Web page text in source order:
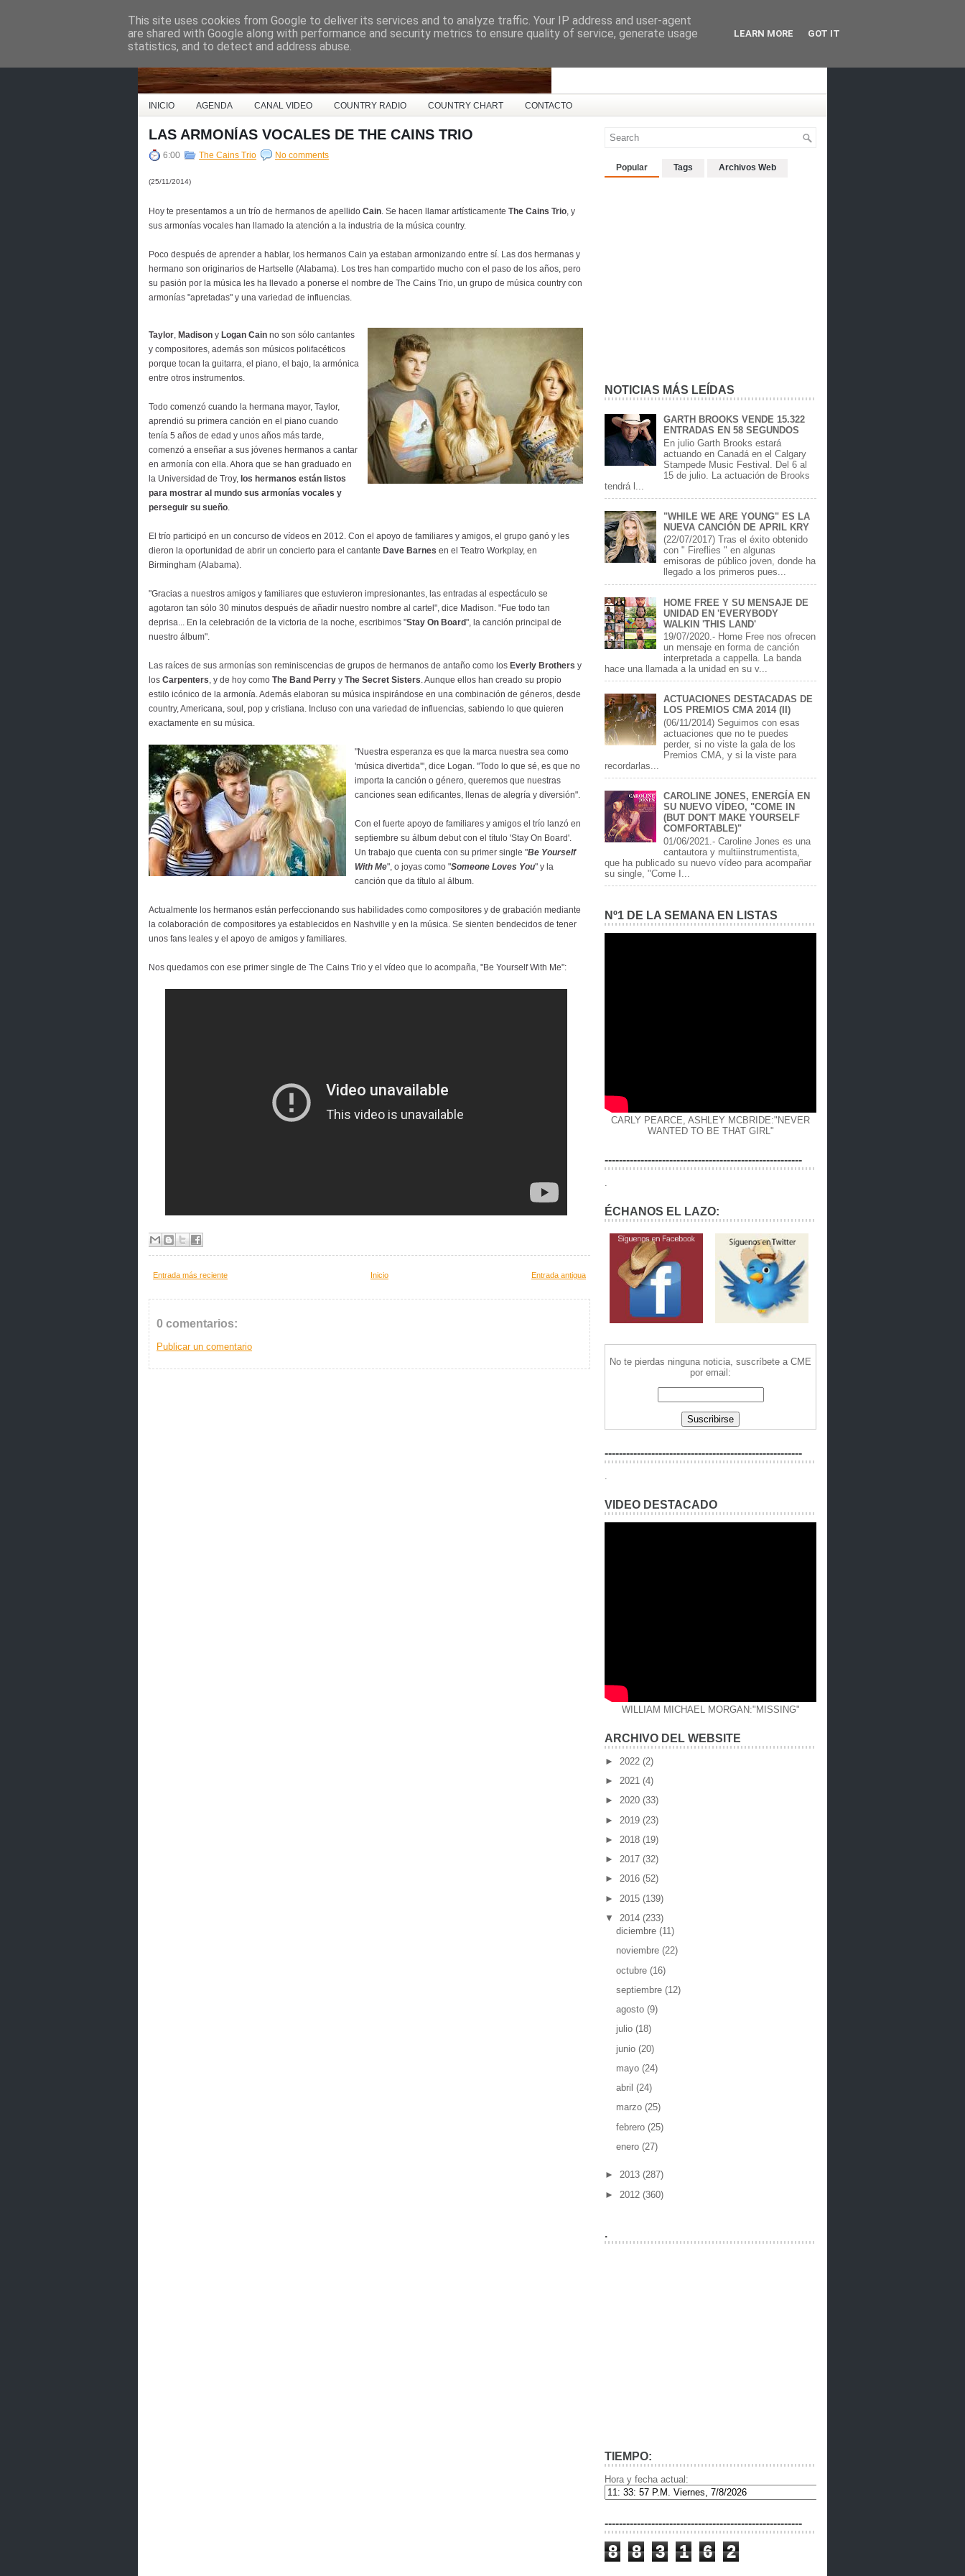
Country Music España
INICIO AGENDA CANAL VIDEO COUNTRY RADIO COUNTRY CHART CONTACTO
LAS ARMONÍAS VOCALES DE THE CAINS TRIO
6:00 The Cains Trio No comments
(25/11/2014)
Hoy te presentamos a un trío de hermanos de apellido Cain. Se hacen llamar artísticamente The Cains Trio, y
sus armonías vocales han llamado la atención a la industria de la música country.
Poco después de aprender a hablar, los hermanos Cain ya estaban armonizando entre sí. Las dos hermanas y
hermano son originarios de Hartselle (Alabama). Los tres han compartido mucho con el paso de los años, pero
su pasión por la música les ha llevado a ponerse el nombre de The Cains Trio, un grupo de música country con
armonías "apretadas" y una variedad de influencias.
Taylor, Madison y Logan Cain no son sólo cantantes
y compositores, además son músicos polifacéticos
porque tocan la guitarra, el piano, el bajo, la armónica
entre otros instrumentos.
Todo comenzó cuando la hermana mayor, Taylor,
aprendió su primera canción en el piano cuando
tenía 5 años de edad y unos años más tarde,
comenzó a enseñar a sus jóvenes hermanos a cantar
en armonía con ella. Ahora que se han graduado en
la Universidad de Troy, los hermanos están listos
para mostrar al mundo sus armonías vocales y
perseguir su sueño.
El trío participó en un concurso de vídeos en 2012. Con el apoyo de familiares y amigos, el grupo ganó y les
dieron la oportunidad de abrir un concierto para el cantante Dave Barnes en el Teatro Workplay, en
Birmingham (Alabama).
"Gracias a nuestros amigos y familiares que estuvieron impresionantes, las entradas al espectáculo se
agotaron tan sólo 30 minutos después de añadir nuestro nombre al cartel", dice Madison. "Fue todo tan
deprisa... En la celebración de la victoria de la noche, escribimos "Stay On Board", la canción principal de
nuestro álbum".
Las raíces de sus armonías son reminiscencias de grupos de hermanos de antaño como los Everly Brothers y
los Carpenters, y de hoy como The Band Perry y The Secret Sisters. Aunque ellos han creado su propio
estilo icónico de la armonía. Además elaboran su música inspirándose en una combinación de géneros, desde
country, Americana, soul, pop y cristiana. Incluso con una variedad de influencias, sabiendo lo que quieren
exactamente en su música.
"Nuestra esperanza es que la marca nuestra sea como
'música divertida'", dice Logan. "Todo lo que sé, es que no
importa la canción o género, queremos que nuestras
canciones sean edificantes, llenas de alegría y diversión".
Con el fuerte apoyo de familiares y amigos el trío lanzó en
septiembre su álbum debut con el título 'Stay On Board'.
Un trabajo que cuenta con su primer single "Be Yourself
With Me", o joyas como "Someone Loves You" y la
canción que da título al álbum.
Actualmente los hermanos están perfeccionando sus habilidades como compositores y de grabación mediante
la colaboración de compositores ya establecidos en Nashville y en la música. Se sienten bendecidos de tener
unos fans leales y el apoyo de amigos y familiares.
Nos quedamos con ese primer single de The Cains Trio y el vídeo que lo acompaña, "Be Yourself With Me":
Entrada más reciente Entrada antigua
Inicio
0 comentarios:
Publicar un comentario
Popular Tags Archivos Web
NOTICIAS MÁS LEÍDAS
GARTH BROOKS VENDE 15.322
ENTRADAS EN 58 SEGUNDOS
En julio Garth Brooks estará
actuando en Canadá en el Calgary
Stampede Music Festival. Del 6 al
15 de julio. La actuación de Brooks
tendrá l...
"WHILE WE ARE YOUNG" ES LA
NUEVA CANCIÓN DE APRIL KRY
(22/07/2017) Tras el éxito obtenido
con " Fireflies " en algunas
emisoras de público joven, donde ha
llegado a los primeros pues...
HOME FREE Y SU MENSAJE DE
UNIDAD EN 'EVERYBODY
WALKIN 'THIS LAND'
19/07/2020.- Home Free nos ofrecen
un mensaje en forma de canción
interpretada a cappella. La banda
hace una llamada a la unidad en su v...
ACTUACIONES DESTACADAS DE
LOS PREMIOS CMA 2014 (II)
(06/11/2014) Seguimos con esas
actuaciones que no te puedes
perder, si no viste la gala de los
Premios CMA, y si la viste para
recordarlas...
CAROLINE JONES, ENERGÍA EN
SU NUEVO VÍDEO, "COME IN
(BUT DON'T MAKE YOURSELF
COMFORTABLE)"
01/06/2021.- Caroline Jones es una
cantautora y multiinstrumentista,
que ha publicado su nuevo vídeo para acompañar
su single, "Come I...
Nº1 DE LA SEMANA EN LISTAS
CARLY PEARCE, ASHLEY MCBRIDE:"NEVER
WANTED TO BE THAT GIRL"
-------------------------------------------------------
ÉCHANOS EL LAZO:
No te pierdas ninguna noticia, suscríbete a CME
por email:
-------------------------------------------------------
VIDEO DESTACADO
WILLIAM MICHAEL MORGAN:"MISSING"
ARCHIVO DEL WEBSITE
► 2022 (2)
► 2021 (4)
► 2020 (33)
► 2019 (23)
► 2018 (19)
► 2017 (32)
► 2016 (52)
► 2015 (139)
▼ 2014 (233)
diciembre (11)
noviembre (22)
octubre (16)
septiembre (12)
agosto (9)
julio (18)
junio (20)
mayo (24)
abril (24)
marzo (25)
febrero (25)
enero (27)
► 2013 (287)
► 2012 (360)
.
TIEMPO:
Hora y fecha actual:
-------------------------------------------------------
8 8 3 1 6 2
This site uses cookies from Google to deliver its services and to analyze traffic. Your IP address and user-agent
are shared with Google along with performance and security metrics to ensure quality of service, generate usage
statistics, and to detect and address abuse.
LEARN MORE GOT IT